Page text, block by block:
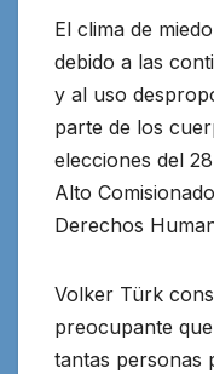
El clima de
debido a las
y al uso
parte de los
elecciones del
Alto
Derechos
Volker Türk
preocupante
tantas personas